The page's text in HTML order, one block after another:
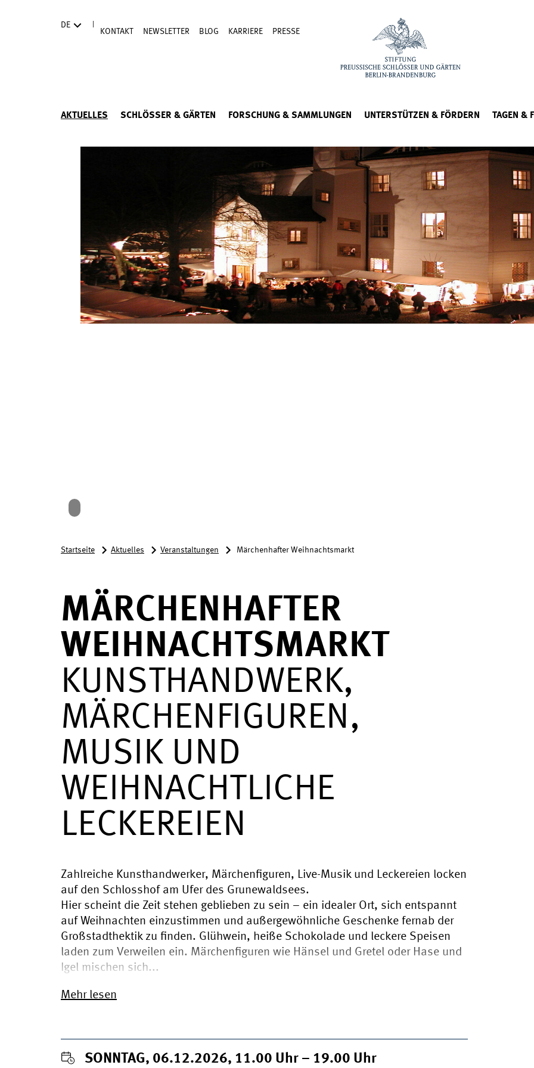
DE
KONTAKT NEWSLETTER BLOG KARRIERE PRESSE
AKTUELLES SCHLÖSSER & GÄRTEN FORSCHUNG & SAMMLUNGEN UNTERSTÜTZEN & FÖRDERN TAGEN &
Startseite Aktuelles Veranstaltungen Märchenhafter Weihnachtsmarkt
MÄRCHENHAFTER
WEIHNACHTSMARKT
KUNSTHANDWERK,
MÄRCHENFIGUREN,
MUSIK UND
WEIHNACHTLICHE
LECKEREIEN
Zahlreiche Kunsthandwerker, Märchenfiguren, Live-Musik und Leckereien locken
auf den Schlosshof am Ufer des Grunewaldsees.
Hier scheint die Zeit stehen geblieben zu sein – ein idealer Ort, sich entspannt
auf Weihnachten einzustimmen und außergewöhnliche Geschenke fernab der
Großstadthektik zu finden. Glühwein, heiße Schokolade und leckere Speisen
laden zum Verweilen ein. Märchenfiguren wie Hänsel und Gretel oder Hase und
Igel mischen sich...
Mehr lesen
SONNTAG, 06.12.2026, 11.00 Uhr – 19.00 Uhr